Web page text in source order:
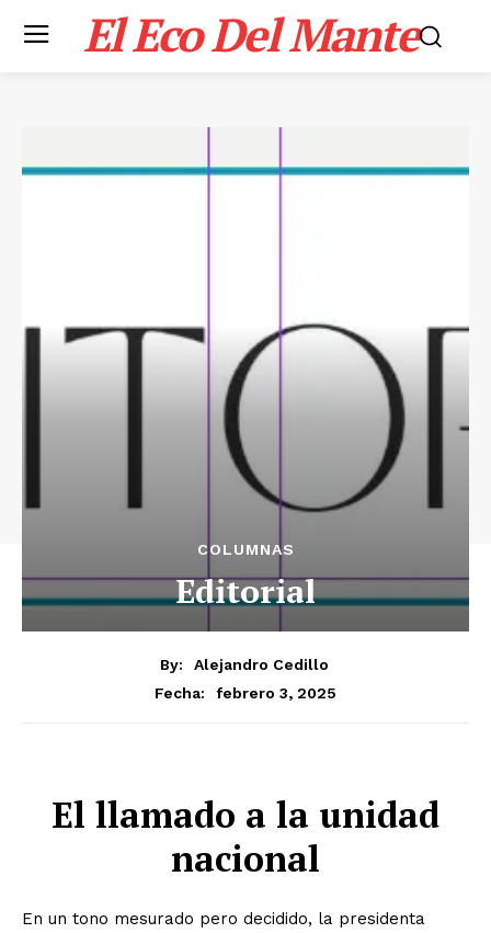
El Eco Del Mante
COLUMNAS
Editorial
By:
Alejandro Cedillo
Fecha:
febrero 3, 2025
El llamado a la unidad
nacional
En un tono mesurado pero decidido, la presidenta